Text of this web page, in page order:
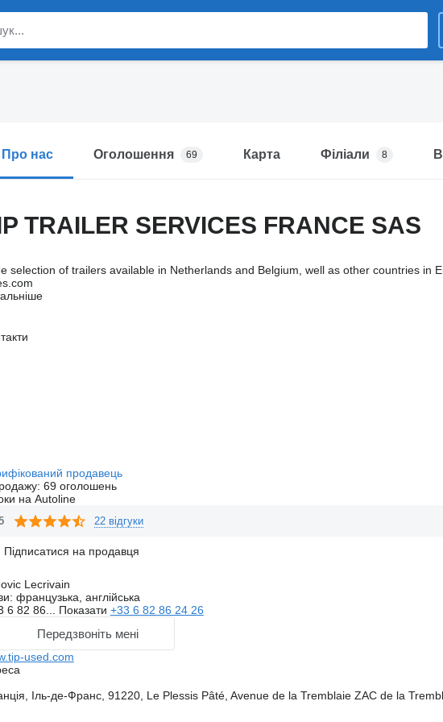
Про нас Оголошення 69 Карта Філіали 8
TRAILER SERVICES FRANCE SAS
selection of trailers available in Netherlands and Belgium, well as other countries in
продавець
69 оголошень
на Autoline
22 відгуки
Підписатися на продавця
Lecrivain
французька, англійська
6 82 86... Показати +33 6 82 86 24 26
Передзвоніть мені
used.com
Іль-де-Франс, 91220, Le Plessis Pâté, Avenue de la Tremblaie ZAC de la